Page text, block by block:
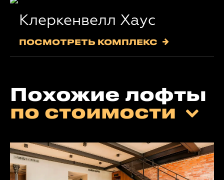
Клеркенвелл Хаус
ПОСМОТРЕТЬ КОМПЛЕКС
Похожие лофты
по стоимости